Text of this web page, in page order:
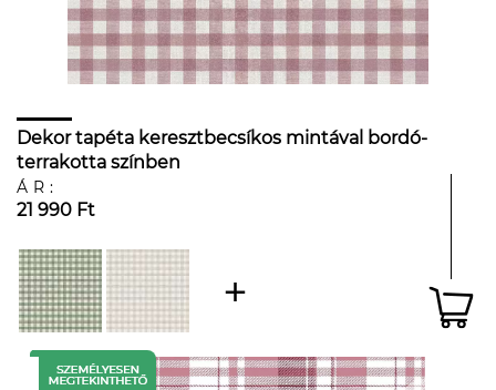
Dekor tapéta keresztbecsíkos mintával bordó-
terrakotta színben
ÁR:
21 990 Ft